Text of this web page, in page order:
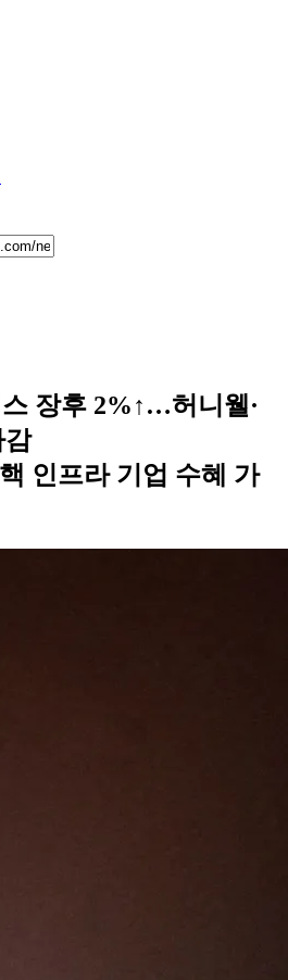
장후 2%↑…허니웰·
감
인프라 기업 수혜 가